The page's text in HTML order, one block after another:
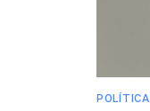
POLÍTICA